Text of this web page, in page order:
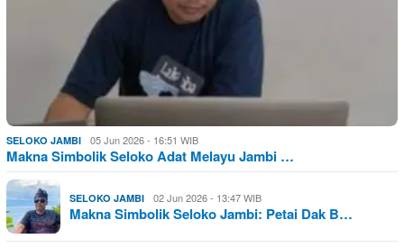
SELOKO JAMBI 05 Jun 2026 - 16:51 WIB
Makna Simbolik Seloko Adat Melayu Jambi …
SELOKO JAMBI 02 Jun 2026 - 13:47 WIB
Makna Simbolik Seloko Jambi: Petai Dak B…